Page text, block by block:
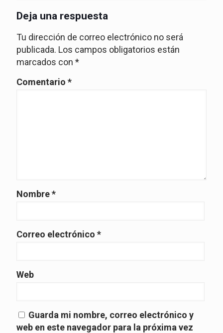
Deja una respuesta
Tu dirección de correo electrónico no será
publicada. Los campos obligatorios están
marcados con *
Comentario *
Nombre*
Correo electrónico *
Web
Guarda mi nombre, correo electrónico y
web en este navegador para la próxima vez